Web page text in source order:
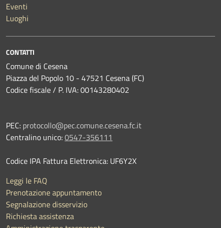
Eventi
Luoghi
CONTATTI
Comune di Cesena
Piazza del Popolo 10 - 47521 Cesena (FC)
Codice fiscale / P. IVA: 00143280402
PEC: protocollo@pec.comune.cesena.fc.it
Centralino unico:0547-356111
Codice IPA Fattura Elettronica: UF6Y2X
Leggi le FAQ
Prenotazione appuntamento
Segnalazione disservizio
Richiesta assistenza